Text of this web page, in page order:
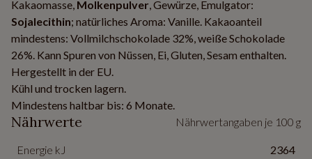
Kakaomasse, Molkenpulver , Gewürze, Emulgator:
Sojalecithin; natürliches Aroma: Vanille. Kakaoanteil
mindestens: Vollmilchschokolade 32%, weiße Schokolade
26%. Kann Spuren von Nüssen, Ei, Gluten, Sesam enthalten.
Hergestellt in der EU.
Kühl und trocken lagern.
Mindestens haltbar bis: 6 Monate.
Nährwerte Nährwertangaben je 100 g
Energie kJ 2364